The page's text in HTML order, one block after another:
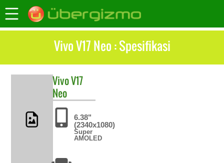
Vivo V17 Neo : Spesifikasi
VivoV17
Neo
6.38"
(2340x1080)
Super
AMOLED